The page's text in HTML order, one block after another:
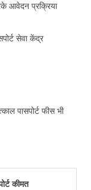
आवेदन प्रक्रिया
सेवा केंद्र
पासपोर्ट फीस भी
कीमत